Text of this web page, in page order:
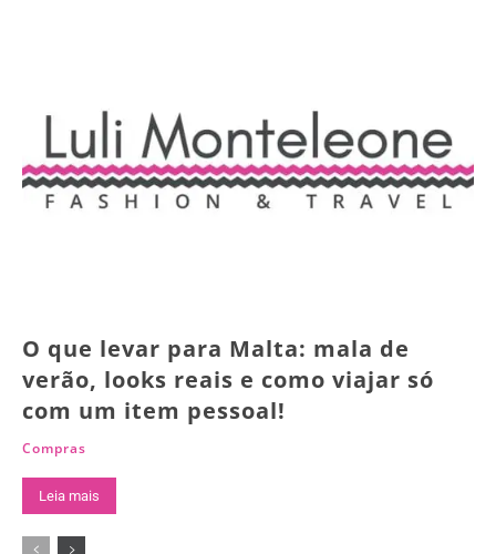
O que levar para Malta: mala de
verão, looks reais e como viajar só
com um item pessoal!
Compras
Leia mais